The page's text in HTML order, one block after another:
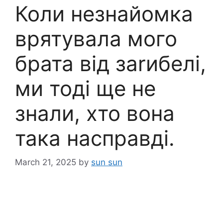
Коли незнайомка
врятувала мого
брата від заrибелі,
ми тоді ще не
знали, хто вона
така насправді.
March 21, 2025 by sun sun